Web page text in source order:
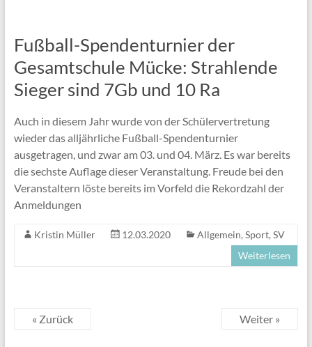
Fußball-Spendenturnier der
Gesamtschule Mücke: Strahlende
Sieger sind 7Gb und 10 Ra
Auch in diesem Jahr wurde von der Schülervertretung
wieder das alljährliche Fußball-Spendenturnier
ausgetragen, und zwar am 03. und 04. März. Es war bereits
die sechste Auflage dieser Veranstaltung. Freude bei den
Veranstaltern löste bereits im Vorfeld die Rekordzahl der
Anmeldungen
Kristin Müller 12.03.2020 Allgemein, Sport, SV
Weiterlesen
« Zurück Weiter »